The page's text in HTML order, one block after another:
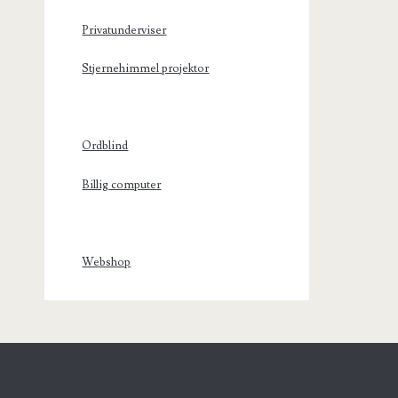
Privatunderviser
Stjernehimmel projektor
Ordblind
Billig computer
Webshop